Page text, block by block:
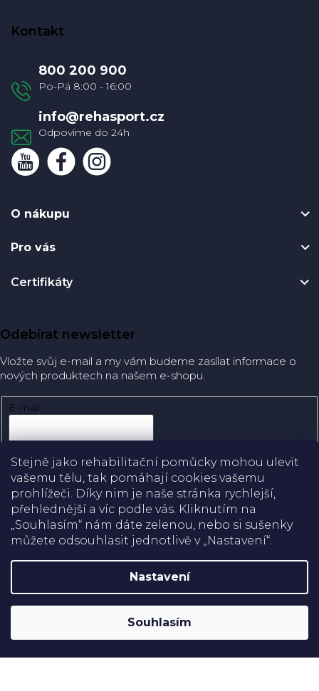
Stejně jako rehabilitační pomůcky mohou ulevit
vašemu tělu, tak pomáhají cookies vašemu
prohlížeči. Díky nim je naše stránka rychlejší,
přehlednější a víc podle vás. Kliknutím na
„Souhlasím“ nám dáte zelenou, nebo si sušenky
můžete odsouhlasit jednotlivě v „Nastavení“.
Nastavení
Souhlasím
Kontakt
info@rehasport.cz
800 200 900
O nákupu
Pro vás
Certifikáty
Doprava
Platba
Odebírat newsletter
Vložte svůj e-mail a my vám budeme zasílat informace o
nových produktech na našem e-shopu.
E-mail
Přihlásit se
Rehabilitační pomůcky
Upravit nastavení cookies